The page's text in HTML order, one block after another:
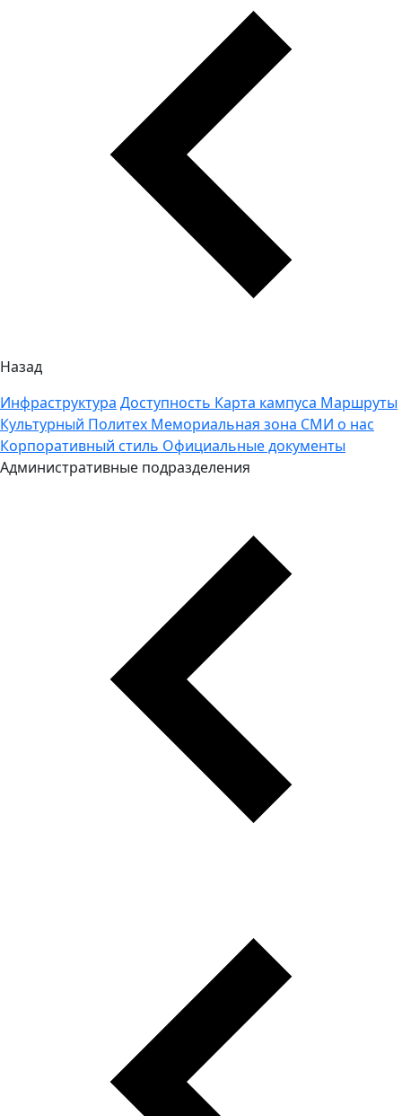
Назад
Инфраструктура Доступность Карта кампуса Маршруты
Культурный Политех Мемориальная зона СМИ о нас
Корпоративный стиль Официальные документы
Административные подразделения